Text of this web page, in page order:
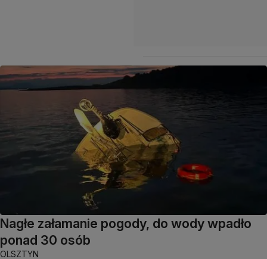
Nagłe załamanie pogody, do wody wpadło
ponad 30 osób
OLSZTYN